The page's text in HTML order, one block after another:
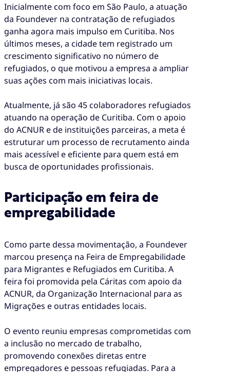
Inicialmente com foco em São Paulo, a atuação
da Foundever na contratação de refugiados
ganha agora mais impulso em Curitiba. Nos
últimos meses, a cidade tem registrado um
crescimento significativo no número de
refugiados, o que motivou a empresa a ampliar
suas ações com mais iniciativas locais.
Atualmente, já são 45 colaboradores refugiados
atuando na operação de Curitiba. Com o apoio
do ACNUR e de instituições parceiras, a meta é
estruturar um processo de recrutamento ainda
mais acessível e eficiente para quem está em
busca de oportunidades profissionais.
Participação em feira de
empregabilidade
Como parte dessa movimentação, a Foundever
marcou presença na Feira de Empregabilidade
para Migrantes e Refugiados em Curitiba. A
feira foi promovida pela Cáritas com apoio da
ACNUR, da Organização Internacional para as
Migrações e outras entidades locais.
O evento reuniu empresas comprometidas com
a inclusão no mercado de trabalho,
promovendo conexões diretas entre
empregadores e pessoas refugiadas. Para a